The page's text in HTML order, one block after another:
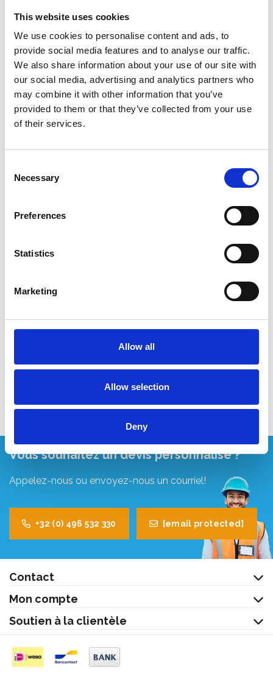
This website uses cookies
We use cookies to personalise content and ads, to
provide social media features and to analyse our traffic.
We also share information about your use of our site with
our social media, advertising and analytics partners who
may combine it with other information that you’ve
provided to them or that they’ve collected from your use
of their services.
Selection
Necessary
Preferences
Statistics
Marketing
Allow all
Allow selection
Deny
Échafaudage roulant ASC
AGS Pro single 135 x 305 x
9,2 m hauteur travail
€3.669,00 €4.540,27
Afficher le produit
Échafaudage roulant
EuroScaffold Original
135x305 hauteur travail
9,2 m
€3.289,00 €4.080,76
AGS Pro double 135 x 305
x 9,2 m hauteur travail
HT
Afficher le produit
Vous souhaitez un devis personnalisé ?
Appelez-nous ou envoyez-nous un courriel!
+32 (0) 496 532 330 [email protected]
Contact
Mon compte
Soutien à la clientèle